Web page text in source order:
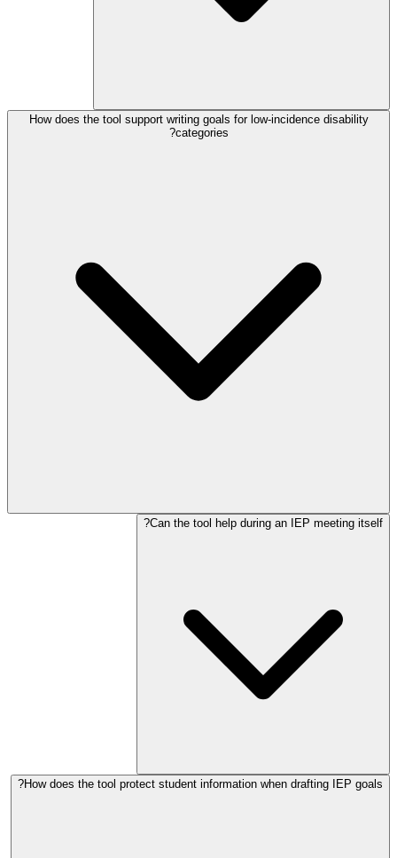
How does the tool support writing goals for low-incidence disability
categories?
Can the tool help during an IEP meeting itself?
How does the tool protect student information when drafting IEP goals?